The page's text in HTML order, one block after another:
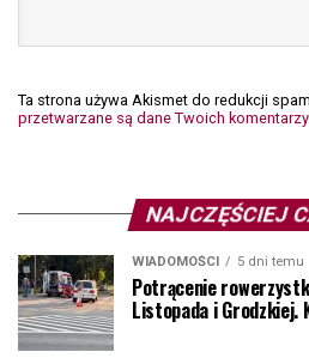
Ta strona używa Akismet do redukcji
przetwarzane są dane Twoich komentarzy.
NAJCZĘŚCIEJ
WIADOMOŚCI 5 dni temu
Potrącenie
Listopada i